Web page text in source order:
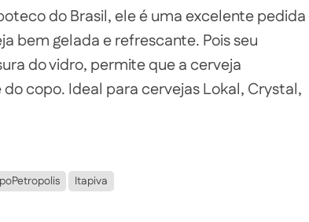
do Brasil, ele é uma excelente pedida
bem gelada e refrescante. Pois seu
do vidro, permite que a cerveja
copo. Ideal para cervejas Lokal, Crystal,
Itapiva